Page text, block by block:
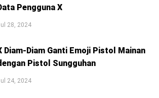
Pengguna X
28, 2024
Diam-Diam Ganti Emoji Pistol Mainan
Pistol Sungguhan
24, 2024